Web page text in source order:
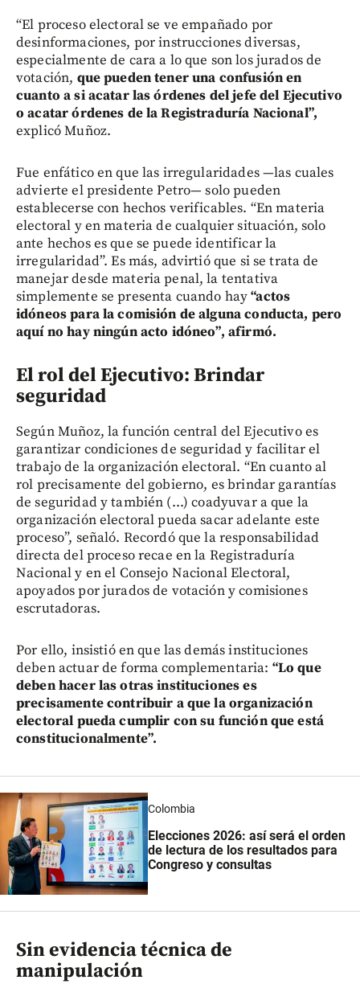
“El proceso electoral se ve empañado por
desinformaciones, por instrucciones diversas,
especialmente de cara a lo que son los jurados de
votación, que pueden tener una confusión en
cuanto a si acatar las órdenes del jefe del Ejecutivo
o acatar órdenes de la Registraduría Nacional”,
explicó Muñoz.
Fue enfático en que las irregularidades —las cuales
advierte el presidente Petro— solo pueden
establecerse con hechos verificables. “En materia
electoral y en materia de cualquier situación, solo
ante hechos es que se puede identificar la
irregularidad”. Es más, advirtió que si se trata de
manejar desde materia penal, la tentativa
simplemente se presenta cuando hay“actos
idóneos para la comisión de alguna conducta, pero
aquí no hay ningún acto idóneo”, afirmó.
El rol del Ejecutivo: Brindar
seguridad
Según Muñoz, la función central del Ejecutivo es
garantizar condiciones de seguridad y facilitar el
trabajo de la organización electoral. “En cuanto al
rol precisamente del gobierno, es brindar garantías
de seguridad y también (...) coadyuvar a que la
organización electoral pueda sacar adelante este
proceso”, señaló. Recordó que la responsabilidad
directa del proceso recae en la Registraduría
Nacional y en el Consejo Nacional Electoral,
apoyados por jurados de votación y comisiones
escrutadoras.
Por ello, insistió en que las demás instituciones
deben actuar de forma complementaria: “Lo que
deben hacer las otras instituciones es
precisamente contribuir a que la organización
electoral pueda cumplir con su función que está
constitucionalmente”.
Colombia
Elecciones 2026: así será el orden
de lectura de los resultados para
Congreso y consultas
Sin evidencia técnica de
manipulación